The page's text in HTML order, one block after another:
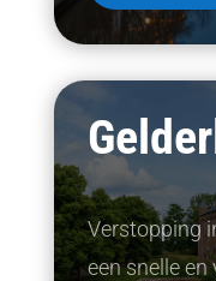
Verstopping
een snelle